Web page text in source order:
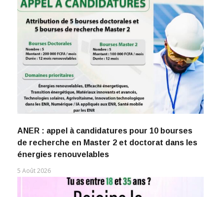
ANER : appel à candidatures pour 10 bourses
de recherche en Master 2 et doctorat dans les
énergies renouvelables
5 Août 2026